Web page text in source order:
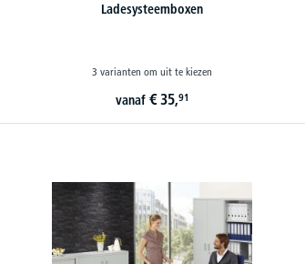
Ladesysteemboxen
3 varianten om uit te kiezen
vanaf € 35,91